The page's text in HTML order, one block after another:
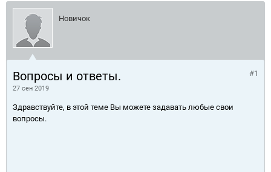
Новичок
Вопросы и ответы.
27 сен 2019
#1
Здравствуйте, в этой теме Вы можете задавать любые свои
вопросы.